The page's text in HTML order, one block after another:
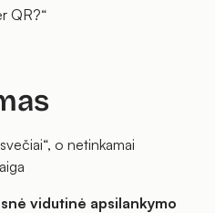
QR?“
o netinkamai
vidutinė apsilankymo